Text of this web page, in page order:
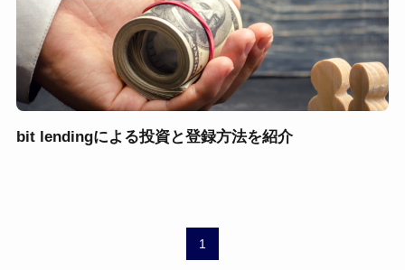
bit lendingによる投資と登録方法を紹介
1